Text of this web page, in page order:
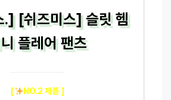
.] [쉬즈미스] 슬릿 헴
플레어 팬츠
[ NO.2 제품 ]